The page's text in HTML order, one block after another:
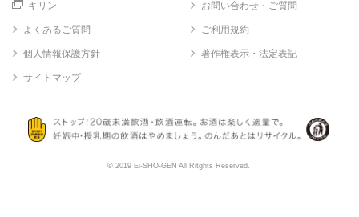
キリン お問い合わせ・ご質問
よくあるご質問 ご利用規約
個人情報保護方針 著作権表示・法定表記
サイトマップ
© 2019 Ei-SHO-GEN All Ritghts Reserved.